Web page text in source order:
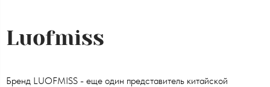
Luofmiss
Бренд LUOFMISS - еще один представитель китайской